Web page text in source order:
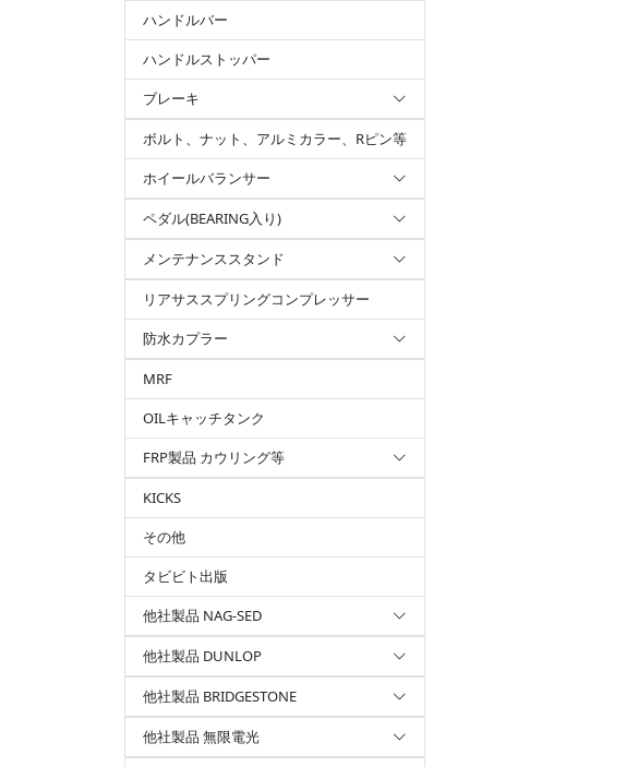
ハンドルバー
ハンドルストッパー
ブレーキ
ボルト、ナット、アルミカラー、Rピン等
ホイールバランサー
ペダル(BEARING入り)
メンテナンススタンド
リアサススプリングコンプレッサー
防水カプラー
MRF
OILキャッチタンク
FRP製品 カウリング等
KICKS
その他
タビビト出版
他社製品 NAG-SED
他社製品 DUNLOP
他社製品 BRIDGESTONE
他社製品 無限電光